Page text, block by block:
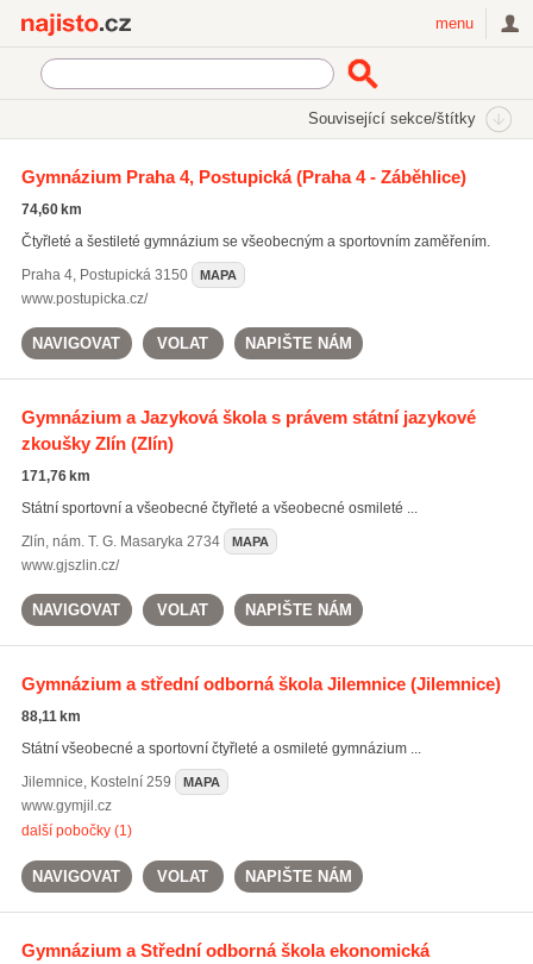
menu
Související sekce/štítky
Gymnázium Praha 4, Postupická(Praha 4 - Záběhlice)
74,60 km
Čtyřleté a šestileté gymnázium se všeobecným a sportovním zaměřením.
Praha 4, Postupická 3150 MAPA
www.postupicka.cz/
NAVIGOVAT VOLAT NAPIŠTE NÁM
Gymnázium a Jazyková škola s právem státní jazykové
zkoušky Zlín(Zlín)
171,76 km
Státní sportovní a všeobecné čtyřleté a všeobecné osmileté ...
Zlín, nám. T. G. Masaryka 2734 MAPA
www.gjszlin.cz/
NAVIGOVAT VOLAT NAPIŠTE NÁM
Gymnázium a střední odborná škola Jilemnice(Jilemnice)
88,11 km
Státní všeobecné a sportovní čtyřleté a osmileté gymnázium ...
Jilemnice, Kostelní 259 MAPA
www.gymjil.cz
další pobočky (1)
NAVIGOVAT VOLAT NAPIŠTE NÁM
Gymnázium a Střední odborná škola ekonomická